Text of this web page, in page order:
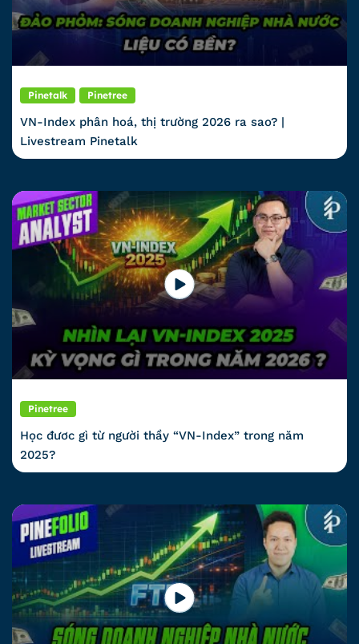
Pinetalk Pinetree
VN-Index phân hoá, thị trường 2026 ra sao? |
Livestream Pinetalk
Pinetree
Học đươc gì từ người thầy “VN-Index” trong năm
2025?